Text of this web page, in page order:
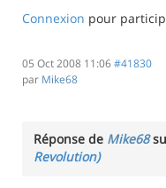
Connexion pour
05 Oct 2008 11:06#41830
par Mike68
Réponse de Mike68
Revolution)